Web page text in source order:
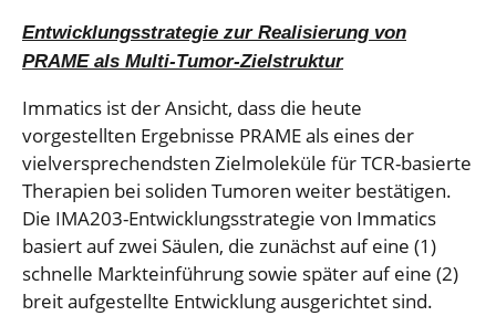
Entwicklungsstrategie zur Realisierung von
PRAME als Multi-Tumor-Zielstruktur
Immatics ist der Ansicht, dass die heute
vorgestellten Ergebnisse PRAME als eines der
vielversprechendsten Zielmoleküle für TCR-basierte
Therapien bei soliden Tumoren weiter bestätigen.
Die IMA203-Entwicklungsstrategie von Immatics
basiert auf zwei Säulen, die zunächst auf eine (1)
schnelle Markteinführung sowie später auf eine (2)
breit aufgestellte Entwicklung ausgerichtet sind.